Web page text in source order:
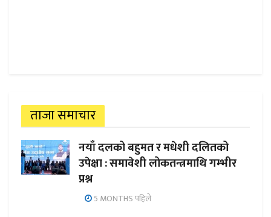
ताजा समाचार
नयाँ दलको बहुमत र मधेशी दलितको
उपेक्षा : समावेशी लोकतन्त्रमाथि गम्भीर
प्रश्न
5 MONTHS पहिले